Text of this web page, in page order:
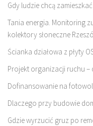
Gdy ludzie chcą
Tania energia. Monitoring
kolektory słoneczne
Ścianka działowa z płyty
Projekt organizacji ruchu –
Dofinansowanie na
Dlaczego przy budowie
Gdzie wyrzucić gruz po